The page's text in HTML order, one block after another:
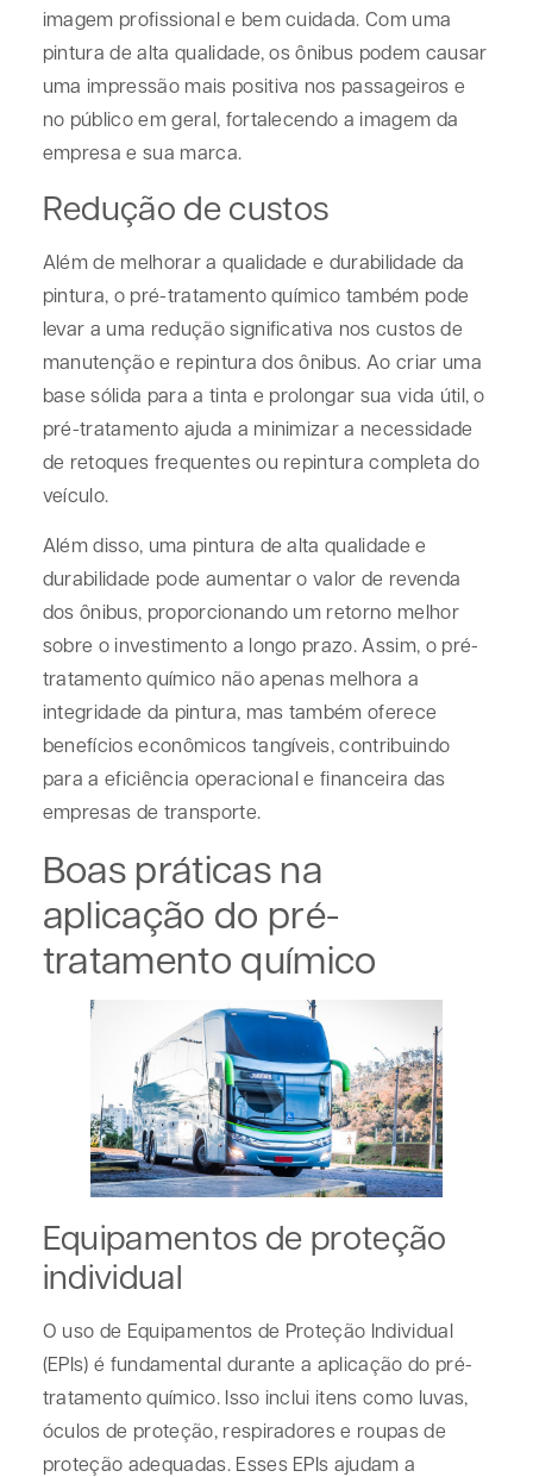
imagem profissional e bem cuidada. Com uma
pintura de alta qualidade, os ônibus podem causar
uma impressão mais positiva nos passageiros e
no público em geral, fortalecendo a imagem da
empresa e sua marca.
Redução de custos
Além de melhorar a qualidade e durabilidade da
pintura, o pré-tratamento químico também pode
levar a uma redução significativa nos custos de
manutenção e repintura dos ônibus. Ao criar uma
base sólida para a tinta e prolongar sua vida útil, o
pré-tratamento ajuda a minimizar a necessidade
de retoques frequentes ou repintura completa do
veículo.
Além disso, uma pintura de alta qualidade e
durabilidade pode aumentar o valor de revenda
dos ônibus, proporcionando um retorno melhor
sobre o investimento a longo prazo. Assim, o pré-
tratamento químico não apenas melhora a
integridade da pintura, mas também oferece
benefícios econômicos tangíveis, contribuindo
para a eficiência operacional e financeira das
empresas de transporte.
Boas práticas na
aplicação do pré-
tratamento químico
Equipamentos de proteção
individual
O uso de Equipamentos de Proteção Individual
(EPIs) é fundamental durante a aplicação do pré-
tratamento químico. Isso inclui itens como luvas,
óculos de proteção, respiradores e roupas de
proteção adequadas. Esses EPIs ajudam a